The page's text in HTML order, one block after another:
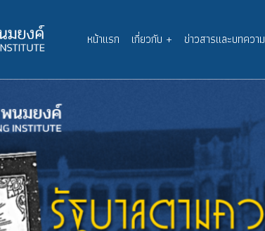
Main
navigation
หน้าแรก เกี่ยวกับ + ข่าวสารและบทความ